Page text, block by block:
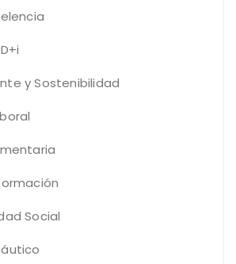
y Sostenibilidad
Social